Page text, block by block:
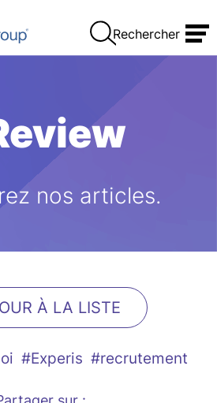
Rechercher
nos articles.
À LA LISTE
#Experis #recrutement